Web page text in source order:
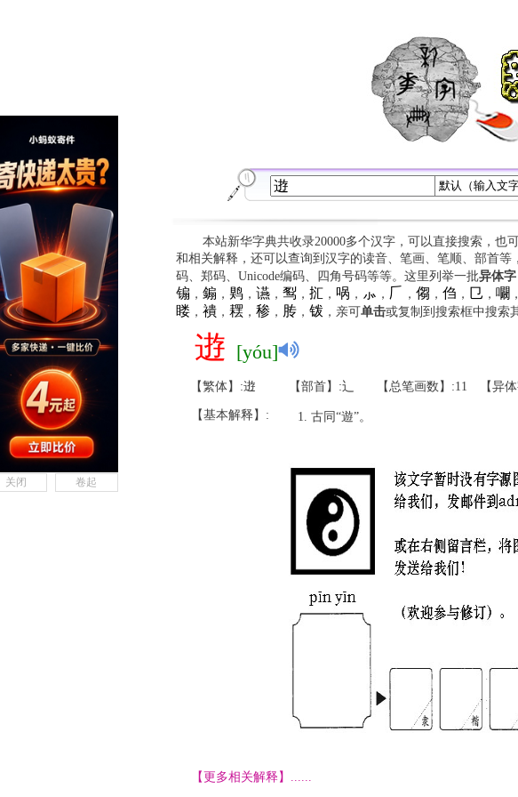
本站新华字典共收录20000多个汉字，可以直接搜索，也
和相关解释，还可以查询到汉字的读音、笔画、笔顺、部首
码、郑码、Unicode编码、四角号码等等。这里列举一批异体字
䦂 ， 䥇 ， 䴗， 䜩， 䴕， 㧟 ， 㖞 ， ⺗ ， 𠂆 ， 㑳 ， 㑇 ， 㔾 ， 㘚 ，
䁖， 䙡， 䎬 ， 䅟， 䏝， 䥽，亲可单击或复制到搜索框中搜索
逰 [yóu]
【繁体】:逰 【部首】:辶 【总笔画数】:11 【异
【基本解释】: 古同“遊”。
【更多相关解释】......
关闭 卷起